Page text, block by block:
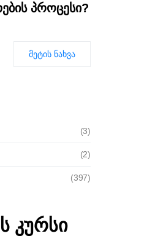
პროცესი?
მეტის ნახვა
(3)
(2)
(397)
კურსი